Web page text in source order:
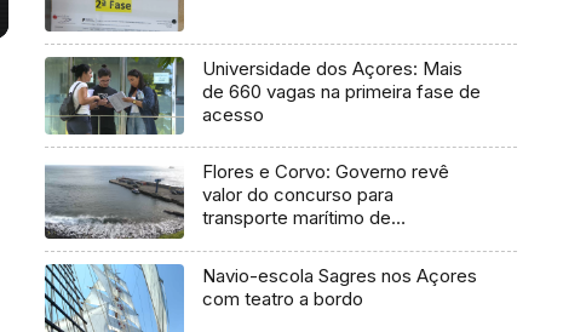
Universidade dos Açores: Mais
de 660 vagas na primeira fase de
acesso
Flores e Corvo: Governo revê
valor do concurso para
transporte marítimo de
Navio-escola Sagres nos Açores
com teatro a bordo